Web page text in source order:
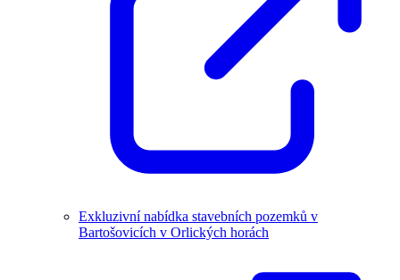
Exkluzivní nabídka stavebních pozemků v
Bartošovicích v Orlických horách